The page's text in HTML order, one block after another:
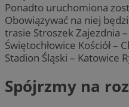
Ponadto uruchomiona
Obowiązywać na niej
trasie Stroszek Zajezdnia
Świętochłowice Kościół –
Stadion Śląski – Katowice
Spójrzmy na